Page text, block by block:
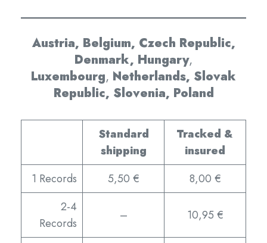
Austria, Belgium, Czech Republic,
Denmark, Hungary,
Luxembourg, Netherlands, Slovak
Republic, Slovenia, Poland
Standard
shipping
Tracked &
insured
1 Records
5,50 €
8,00 €
2-4
Records
– 10,95 €